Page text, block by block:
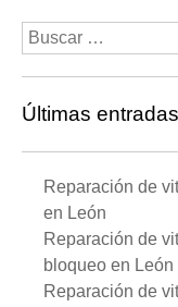
Buscar:
Últimas
Reparación de
en León
Reparación de
bloqueo en León
Reparación de